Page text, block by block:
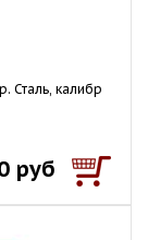
Сталь, калибр
руб